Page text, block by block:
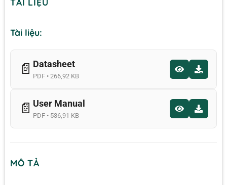
Tài liệu:
📄 Datasheet
PDF • 266,92 KB
📄 User Manual
PDF • 536,91 KB
MÔ TẢ